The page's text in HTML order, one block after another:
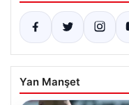
Yan Manşet